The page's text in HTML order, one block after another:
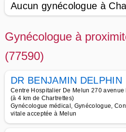
Aucun gynécologue à
Gynécologue à
(77590)
DR BENJAMIN DELPHIN
Centre Hospitalier De Melun 270
(à 4 km de Chartrettes)
Gynécologue médical, Gynécologue,
vitale acceptée à Melun